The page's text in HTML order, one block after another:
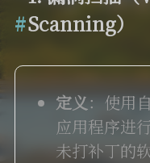
Scanning）
定义：使用
应用程序进
未打补丁的